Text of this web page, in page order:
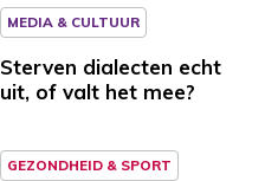
MEDIA & CULTUUR
Sterven dialecten echt
uit, of valt het mee?
GEZONDHEID & SPORT